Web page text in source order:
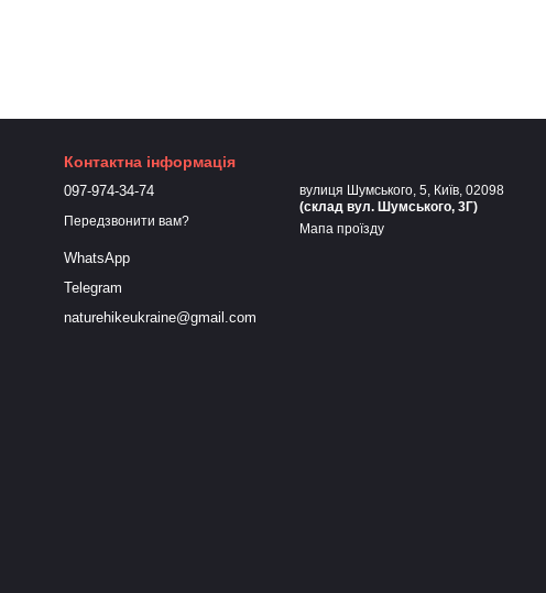
Контактна інформація
097-974-34-74
Передзвонити вам?
WhatsApp
Telegram
naturehikeukraine@gmail.com
вулиця Шумського, 5, Київ, 02098
(склад вул. Шумського, 3Г)
Мапа проїзду